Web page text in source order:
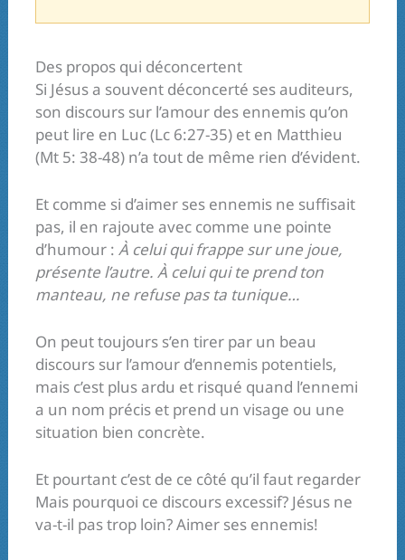
Des propos qui déconcertent
Si Jésus a souvent déconcerté ses auditeurs,
son discours sur l’amour des ennemis qu’on
peut lire en Luc (Lc 6:27-35) et en Matthieu
(Mt 5: 38-48) n’a tout de même rien d’évident.
Et comme si d’aimer ses ennemis ne suffisait
pas, il en rajoute avec comme une pointe
d’humour : À celui qui frappe sur une joue,
présente l’autre. À celui qui te prend ton
manteau, ne refuse pas ta tunique…
On peut toujours s’en tirer par un beau
discours sur l’amour d’ennemis potentiels,
mais c’est plus ardu et risqué quand l’ennemi
a un nom précis et prend un visage ou une
situation bien concrète.
Et pourtant c’est de ce côté qu’il faut regarder
Mais pourquoi ce discours excessif? Jésus ne
va-t-il pas trop loin? Aimer ses ennemis!